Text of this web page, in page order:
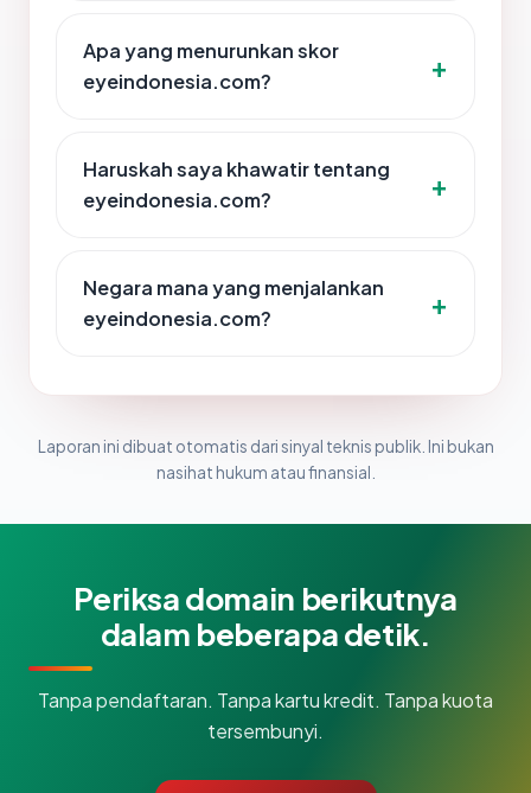
Apa yang menurunkan skor
eyeindonesia.com?
Haruskah saya khawatir tentang
eyeindonesia.com?
Negara mana yang menjalankan
eyeindonesia.com?
Laporan ini dibuat otomatis dari sinyal teknis publik. Ini bukan
nasihat hukum atau finansial.
Periksa domain berikutnya
dalam beberapa detik.
Tanpa pendaftaran. Tanpa kartu kredit. Tanpa kuota
tersembunyi.